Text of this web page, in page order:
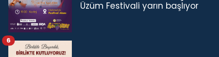
Üzüm Festivali yarın başlıyor
6